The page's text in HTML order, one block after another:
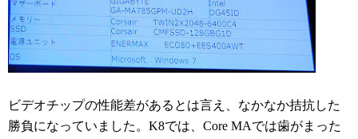
ビデオチップの性能差があるとは言え、なかなか拮抗した
勝負になっていました。K8では、Core MAでは歯がまった